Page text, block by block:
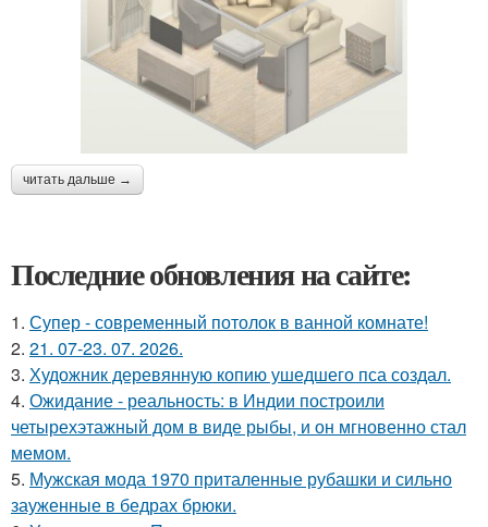
читать дальше →
Последние обновления на сайте:
1. Супер - современный потолок в ванной комнате!
2. 21. 07-23. 07. 2026.
3. Художник деревянную копию ушедшего пса создал.
4. Ожидание - реальность: в Индии построили
четырехэтажный дом в виде рыбы, и он мгновенно стал
мемом.
5. Мужская мода 1970 приталенные рубашки и сильно
зауженные в бедрах брюки.